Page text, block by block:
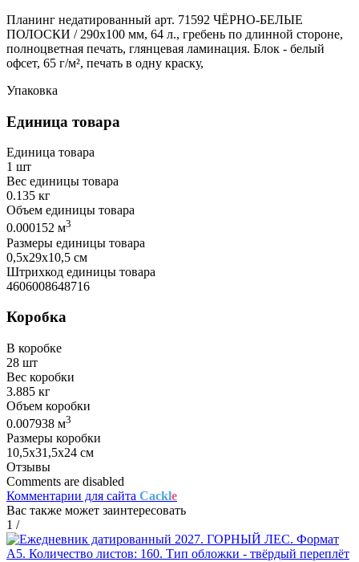
Планинг недатированный арт. 71592 ЧЁРНО-БЕЛЫЕ
ПОЛОСКИ / 290х100 мм, 64 л., гребень по длинной стороне,
полноцветная печать, глянцевая ламинация. Блок - белый
офсет, 65 г/м², печать в одну краску,
Упаковка
Единица товара
Единица товара
1 шт
Вес единицы товара
0.135 кг
Объем единицы товара
0.000152 м3
Размеры единицы товара
0,5х29х10,5 см
Штрихкод единицы товара
4606008648716
Коробка
В коробке
28 шт
Вес коробки
3.885 кг
Объем коробки
0.007938 м3
Размеры коробки
10,5х31,5х24 см
Отзывы
Comments are disabled
Комментарии для сайта Cackle
Вас также может заинтересовать
1 /